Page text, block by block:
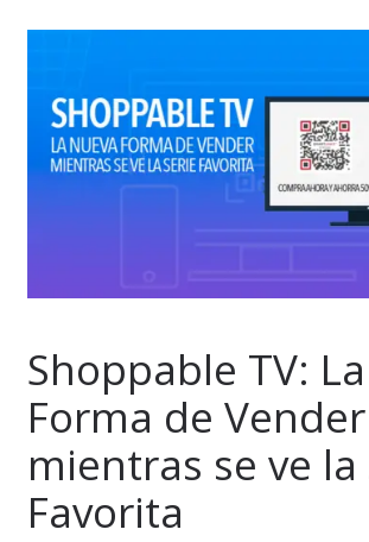
Shoppable TV:
Forma de Vender
mientras se ve la
Favorita